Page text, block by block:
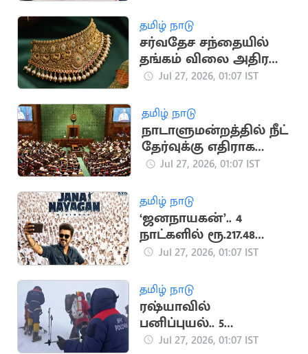
உறவினர்கள் அதிர்ச்சி
தமிழ் நாடு
சர்வதேச சந்தையில்
தங்கம் விலை அதிரடி
உயர்வு
Jul 27, 2026, 01:07 IST
தமிழ் நாடு
நாடாளுமன்றத்தில் நீட்
தேர்வுக்கு எதிராக
குரல் கொடுக்க
Jul 27, 2026, 01:07 IST
தமிழ் நாடு
‘ஜனநாயகன்’.. 4
நாட்களில் ரூ.217.48
கோடி வசூல்
Jul 27, 2026, 01:07 IST
தமிழ் நாடு
ரஷ்யாவில்
பனிப்புயல்.. 5
மலையேற்ற வீரர்கள்
Jul 27, 2026, 01:07 IST